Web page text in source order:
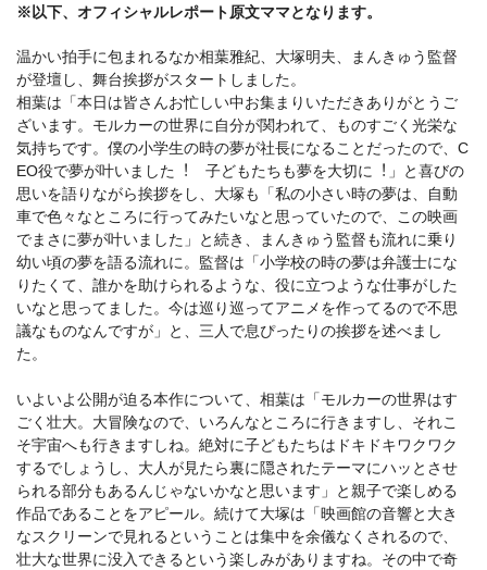
※以下、オフィシャルレポート原文ママとなります。
温かい拍⼿に包まれるなか相葉雅紀、⼤塚明夫、まんきゅう監督
が登壇し、舞台挨拶がスタートしました。
相葉は「本⽇は皆さんお忙しい中お集まりいただきありがとうご
ざいます。モルカーの世界に⾃分が関われて、ものすごく光栄な
気持ちです。僕の⼩学⽣の時の夢が社⻑になることだったので、C
EO役で夢が叶いました︕ ⼦どもたちも夢を⼤切に︕」と喜びの
思いを語りながら挨拶をし、⼤塚も「私の⼩さい時の夢は、⾃動
⾞で⾊々なところに⾏ってみたいなと思っていたので、この映画
でまさに夢が叶いました」と続き、まんきゅう監督も流れに乗り
幼い頃の夢を語る流れに。監督は「⼩学校の時の夢は弁護⼠にな
りたくて、誰かを助けられるような、役に⽴つような仕事がした
いなと思ってました。今は巡り巡ってアニメを作ってるので不思
議なものなんですが」と、三⼈で息ぴったりの挨拶を述べまし
た。
いよいよ公開が迫る本作について、相葉は「モルカーの世界はす
ごく壮⼤。⼤冒険なので、いろんなところに⾏きますし、それこ
そ宇宙へも⾏きますしね。絶対に⼦どもたちはドキドキワクワク
するでしょうし、⼤⼈が⾒たら裏に隠されたテーマにハッとさせ
られる部分もあるんじゃないかなと思います」と親⼦で楽しめる
作品であることをアピール。続けて⼤塚は「映画館の⾳響と⼤き
なスクリーンで⾒れるということは集中を余儀なくされるので、
壮⼤な世界に没⼊できるという楽しみがありますね。その中で奇